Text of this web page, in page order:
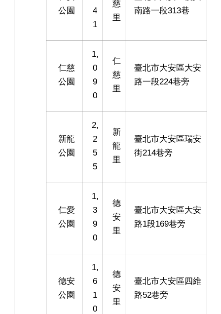
公園
4
1
慈
里
南路一段313巷
仁慈
公園
1,
0
9
0
仁
慈
里
臺北市大安區大安
路一段224巷旁
新龍
公園
2,
2
5
5
新
龍
里
臺北市大安區瑞安
街214巷旁
仁愛
公園
1,
3
9
0
德
安
里
臺北市大安區大安
路1段169巷旁
德安
公園
1,
6
1
0
德
安
里
臺北市大安區四維
路52巷旁